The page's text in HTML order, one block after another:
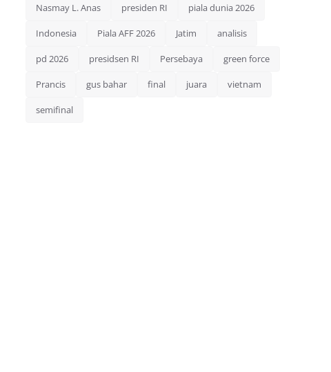
Nasmay L. Anas presiden RI piala dunia 2026
Indonesia Piala AFF 2026 Jatim analisis
pd 2026 presidsen RI Persebaya green force
Prancis gus bahar final juara vietnam
semifinal